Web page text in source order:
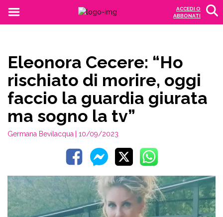
ACCEDI O
ABBONATI
Eleonora Cecere: “Ho
rischiato di morire, oggi
faccio la guardia giurata
ma sogno la tv”
Germana Bevilacqua | 10/09/2023